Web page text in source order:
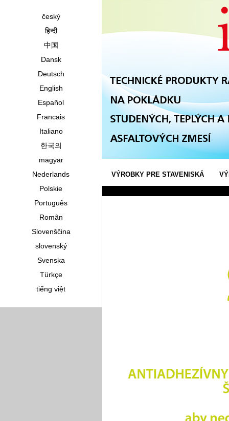
český
हिन्दी
中国
Dansk
Deutsch
English
Español
Francais
Italiano
한국의
magyar
Nederlands
Polskie
Português
Român
Slovenščina
slovenský
Svenska
Türkçe
tiếng việt
VÝROBKY PRE STAVENISKÁ